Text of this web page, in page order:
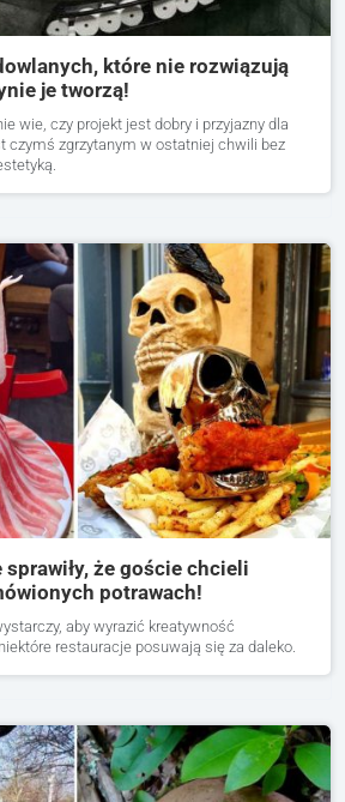
które nie rozwiązują
je tworzą!
wie, czy projekt jest dobry i przyjazny dla
czymś zgrzytanym w ostatniej chwili bez
sprawiły, że goście chcieli
potrawach!
aby wyrazić kreatywność
restauracje posuwają się za daleko.